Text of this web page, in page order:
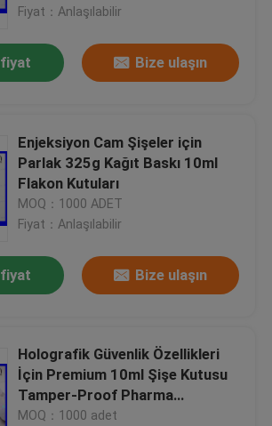
Fiyat：Anlaşılabilir
Bize ulaşın
Enjeksiyon Cam Şişeler için
Parlak 325g Kağıt Baskı 10ml
Flakon Kutuları
MOQ：1000 ADET
Fiyat：Anlaşılabilir
Bize ulaşın
Holografik Güvenlik Özellikleri
İçin Premium 10ml Şişe Kutusu
Tamper-Proof Pharma
Packaging -- ISO 9001 & FSC
MOQ：1000 adet